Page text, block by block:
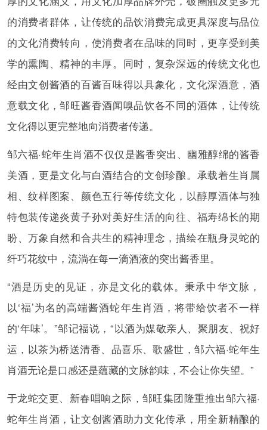
的消费者群体，让传统的品饮消费完成更具深度与品位
的文化消费转向，使消费者在品味的同时，更享受到美
学的熏陶、精神的丰厚。同时，复杂深远的传统文化也
经由文创酱酒的百酱百味得以具象化，文化深酒意，酒
意载文化，邹旺酱香酒闻嗅品饮各不同的酒体，让传统
文化得以更完整地向消费者传递。
邹六福·蛇年生肖酒不仅仅是酱香突出、幽雅醇绵的酱香
美酒，更是文化与白酒结合的文创珍酿。承载着生肖属
相、纹样图案、颜色五行等传统文化，以醇厚酒体与独
特包装传递炎黄子孙对美好生活的向往、福寿绵长的期
盼、万象自然和合共生的精神理念，描绘在瓶身灵蛇的
纤巧花纹中，流淌在每一滴酒液的突出酱香里。
“酒是历史的见证，亦是文化的载体。秉承中华文脉，
以‘福’为名的高端酱酒蛇年生肖酒，将带给饮者不一样
的‘年味’。”邹记福说，“以酒为媒敬亲人、聚朋友、祝好
运，以茶为桥送清香、品喜乐、歌盛世，邹六福·蛇年生
肖酒无论是口感还是蕴藏的文脉韵味，不会让你失望。”
于龙蛇交更、新春唱响之际，邹旺集团隆重推出邹六福·
蛇年生肖酒，让文创酱酒助力文化传承，用全新精酿的